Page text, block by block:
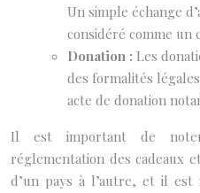
Un simple échange
considéré comme un
Donation : Les
des formalités
acte de donation
Il est important de
réglementation des cadeaux
d’un pays à l’autre, et il